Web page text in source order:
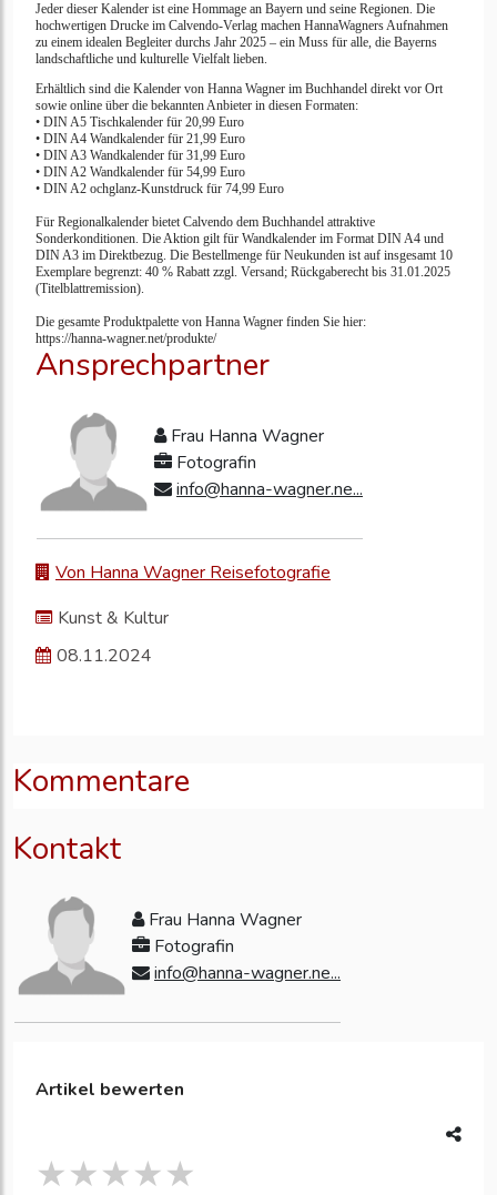
Jeder dieser Kalender ist eine Hommage an Bayern und seine Regionen. Die
hochwertigen Drucke im Calvendo-Verlag machen HannaWagners Aufnahmen
zu einem idealen Begleiter durchs Jahr 2025 – ein Muss für alle, die Bayerns
landschaftliche und kulturelle Vielfalt lieben.
Erhältlich sind die Kalender von Hanna Wagner im Buchhandel direkt vor Ort
sowie online über die bekannten Anbieter in diesen Formaten:
• DIN A5 Tischkalender für 20,99 Euro
• DIN A4 Wandkalender für 21,99 Euro
• DIN A3 Wandkalender für 31,99 Euro
• DIN A2 Wandkalender für 54,99 Euro
• DIN A2 ochglanz-Kunstdruck für 74,99 Euro
Für Regionalkalender bietet Calvendo dem Buchhandel attraktive
Sonderkonditionen. Die Aktion gilt für Wandkalender im Format DIN A4 und
DIN A3 im Direktbezug. Die Bestellmenge für Neukunden ist auf insgesamt 10
Exemplare begrenzt: 40 % Rabatt zzgl. Versand; Rückgaberecht bis 31.01.2025
(Titelblattremission).
Die gesamte Produktpalette von Hanna Wagner finden Sie hier:
https://hanna-wagner.net/produkte/
Ansprechpartner
Frau Hanna Wagner
Fotografin
info@hanna-wagner.ne...
Von Hanna Wagner Reisefotografie
Kunst & Kultur
08.11.2024
Kommentare
Kontakt
Frau Hanna Wagner
Fotografin
info@hanna-wagner.ne...
Artikel bewerten